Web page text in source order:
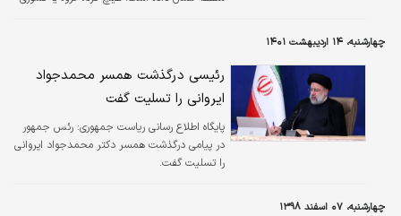
چهارشنبه، ۱۴ اردیبهشت ۱۴۰۱
رئیسی درگذشت همسر محمدجواد
ایروانی را تسلیت گفت
پایگاه اطلاع رسانی ریاست جمهوری: رئس جمهور
در پیامی درگذشت همسر دکتر محمدجواد ایروانی
را تسلیت گفت.
چهارشنبه، ۰۷ اسفند ۱۳۹۸